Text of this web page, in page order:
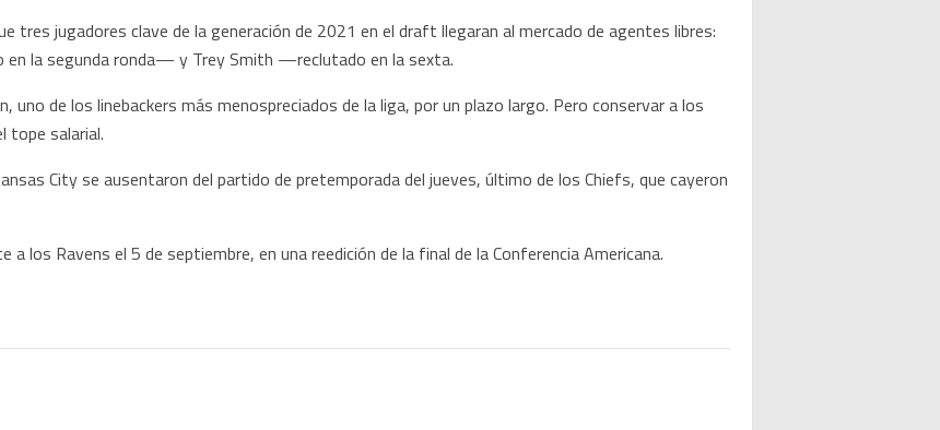
tres jugadores clave de la generación de 2021 en el draft llegaran al mercado de agentes libres:
la segunda ronda— y Trey Smith —reclutado en la sexta.
de los linebackers más menospreciados de la liga, por un plazo largo. Pero conservar a los
tope salarial.
City se ausentaron del partido de pretemporada del jueves, último de los Chiefs, que cayeron
los Ravens el 5 de septiembre, en una reedición de la final de la Conferencia Americana.